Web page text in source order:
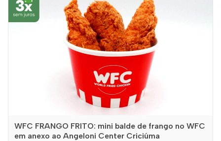
WFC FRANGO FRITO: mini balde de frango no WFC
em anexo ao Angeloni Center Criciúma